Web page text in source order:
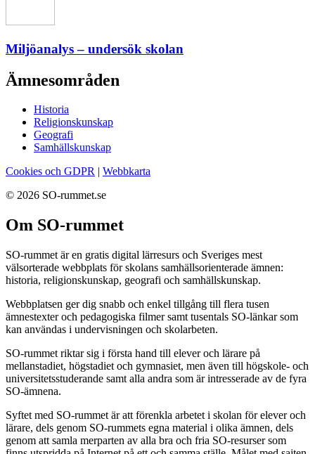
Miljöanalys – undersök skolan
Ämnesområden
Historia
Religionskunskap
Geografi
Samhällskunskap
Cookies och GDPR | Webbkarta
© 2026 SO-rummet.se
Om SO-rummet
SO-rummet är en gratis digital lärresurs och Sveriges mest
välsorterade webbplats för skolans samhällsorienterade ämnen:
historia, religionskunskap, geografi och samhällskunskap.
Webbplatsen ger dig snabb och enkel tillgång till flera tusen
ämnestexter och pedagogiska filmer samt tusentals SO-länkar som
kan användas i undervisningen och skolarbeten.
SO-rummet riktar sig i första hand till elever och lärare på
mellanstadiet, högstadiet och gymnasiet, men även till högskole- och
universitetsstuderande samt alla andra som är intresserade av de fyra
SO-ämnena.
Syftet med SO-rummet är att förenkla arbetet i skolan för elever och
lärare, dels genom SO-rummets egna material i olika ämnen, dels
genom att samla merparten av alla bra och fria SO-resurser som